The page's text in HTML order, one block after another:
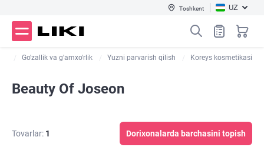
Toshkent UZ
Go'zallik va g'amxo'rlik Yuzni parvarish qilish Koreys kosmetikasi
Beauty Of Joseon
Tovarlar: 1 Dorixonalarda barchasini topish